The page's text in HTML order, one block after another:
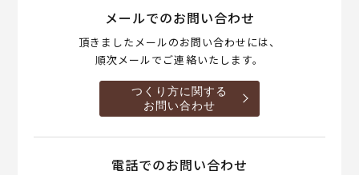
メールでのお問い合わせ
頂きましたメールのお問い合わせには、
順次メールでご連絡いたします。
つくり方に関する
お問い合わせ
電話でのお問い合わせ